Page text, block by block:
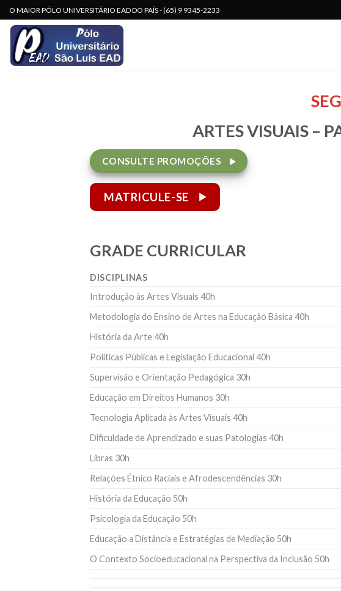
Skip
to
content
O MAIOR PÓLO UNIVERSITÁRIO EAD DO PAÍS - (65) 9 9345-2233
ARTES VISUAIS –
CONSULTE PROMOÇÕES
MATRICULE-SE
GRADE CURRICULAR
DISCIPLINAS
Introdução às Artes Visuais 40h
Metodologia do Ensino de Artes na Educação Básica 40h
História da Arte 40h
Políticas Públicas e Legislação Educacional 40h
Supervisão e Orientação Pedagógica 30h
Educação em Direitos Humanos 30h
Tecnologia Aplicada às Artes Visuais 40h
Dificuldade de Aprendizado e suas Patologias 40h
Libras 30h
Relações Étnico Raciais e Afrodescendências 30h
História da Educação 50h
Psicologia da Educação 50h
Educação a Distância e Estratégias de Mediação 50h
O Contexto Socioeducacional na Perspectiva da Inclusão 50h